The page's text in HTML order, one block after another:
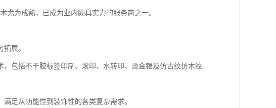
尤为成熟，已成为业内颇具实力的服务商之一。
展。
包括不干胶标签印制、滚印、水转印、烫金银及仿古纹仿木纹
足从功能性到装饰性的各类复杂需求。